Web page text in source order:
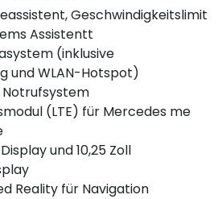
Geschwindigkeitslimit
Assistentt
(inklusive
und WLAN-Hotspot)
(LTE) für Mercedes me
und 10,25 Zoll
Reality für Navigation